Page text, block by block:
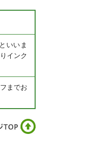
いいま
インク
までお